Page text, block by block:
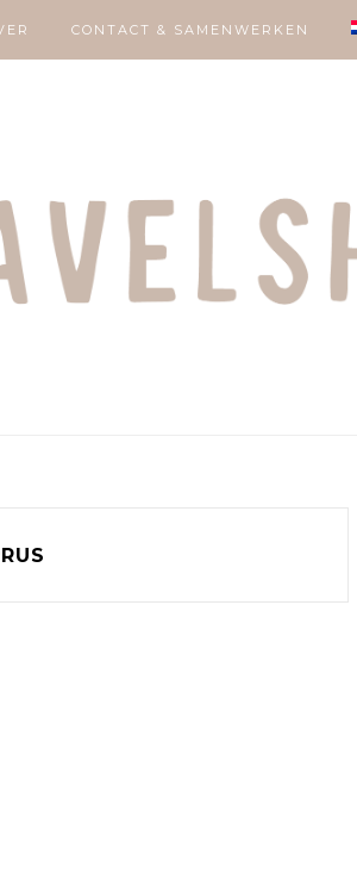
CONTACT & SAMENWERKEN